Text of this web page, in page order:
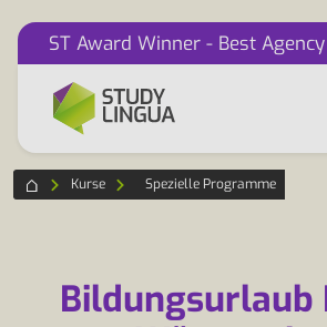
ST Award Winner - Best Agency
Kurse Spezielle Programme
Bildungsurlaub